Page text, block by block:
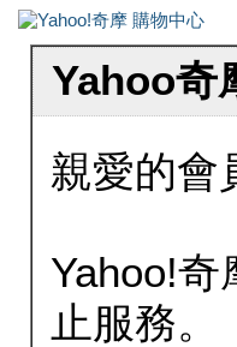
Yahoo奇
親愛的會
Yahoo!
止服務。